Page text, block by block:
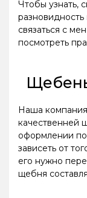
Чтобы узнать,
связаться с
посмотреть
Наша
качественней
оформлении
зависеть от
его нужно
щебня